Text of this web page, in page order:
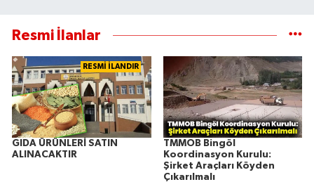
Resmi İlanlar
RESMİ İLANDIR
GIDA ÜRÜNLERİ SATIN
ALINACAKTIR
TMMOB Bingöl
Koordinasyon Kurulu:
Şirket Araçları Köyden
Çıkarılmalı